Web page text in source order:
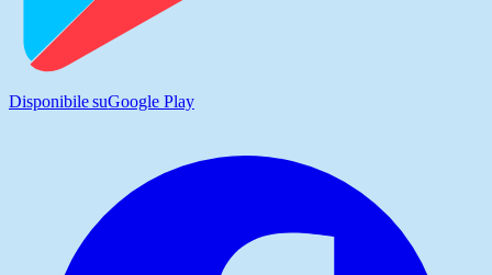
Disponibile suGoogle Play